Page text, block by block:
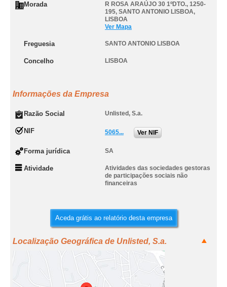
Morada
R ROSA ARAÚJO 30 1ºDTO., 1250-
195, SANTO ANTONIO LISBOA,
LISBOA
Ver Mapa
Freguesia SANTO ANTONIO LISBOA
Concelho LISBOA
Informações da Empresa
Razão Social Unlisted, S.a.
NIF 5065... Ver NIF
Forma jurídica SA
Atividade
Atividades das sociedades gestoras
de participações sociais não
financeiras
Aceda grátis ao relatório desta empresa
Localização Geográfica de Unlisted, S.a.